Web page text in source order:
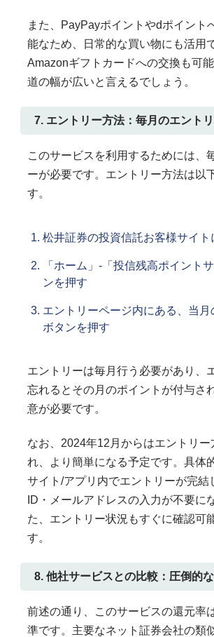
また、PayPayポイントやdポイント
能なため、日常的な買い物にも活用
Amazonギフトカードへの交換も可
道の幅が広いと言えるでしょう。
7. エントリー方法：毎月のエント
このサービスを利用するためには、
ーが必要です。エントリー方法は以
す。
松井証券の投資信託お客様サイト
「ホーム」-「投信残高ポイント
ンを押す
エントリーページ内にある、当月
ボタンを押す
エントリーは毎月行う必要があり、
忘れるとその月のポイントが付与さ
意が必要です。
なお、2024年12月からはエントリー
れ、より簡単になる予定です。具体
サイト/アプリ内でエントリーが完結
ID・メールアドレスの入力が不要に
た、エントリー状況もすぐに確認可
す。
8. 他社サービスとの比較：圧倒的
前述の通り、このサービスの還元率
準です。主要なネット証券会社の類